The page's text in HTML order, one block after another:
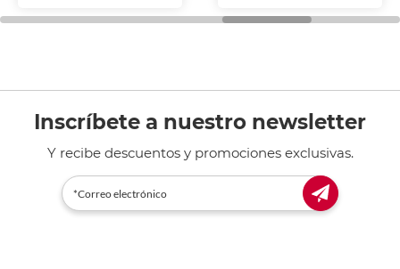
general de oficina.
Inscríbete a nuestro newsletter
Y recibe descuentos y promociones exclusivas.